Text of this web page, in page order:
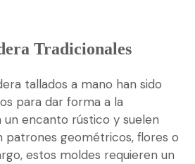
Tradicionales
tallados a mano han sido
para dar forma a la
un encanto rústico y suelen
patrones geométricos, flores o
estos moldes requieren un